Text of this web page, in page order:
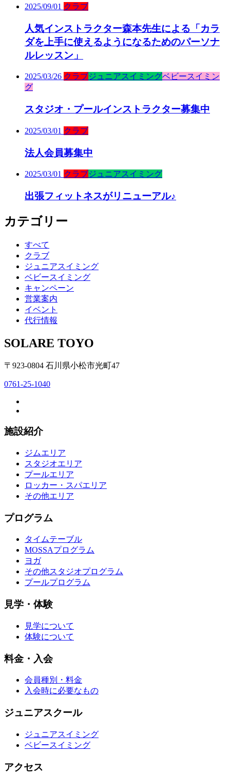
2025/09/01 クラブ
人気インストラクター森本先生による「カラ
ダを上手に使えるようになるためのパーソナ
ルレッスン」
2025/03/26 クラブジュニアスイミングベビースイミン
グ
スタジオ・プールインストラクター募集中
2025/03/01 クラブ
法人会員募集中
2025/03/01 クラブジュニアスイミング
出張フィットネスがリニューアル♪
カテゴリー
すべて
クラブ
ジュニアスイミング
ベビースイミング
キャンペーン
営業案内
イベント
代行情報
SOLARE TOYO
〒923-0804 石川県小松市光町47
0761-25-1040
施設紹介
ジムエリア
スタジオエリア
プールエリア
ロッカー・スパエリア
その他エリア
プログラム
タイムテーブル
MOSSAプログラム
ヨガ
その他スタジオプログラム
プールプログラム
見学・体験
見学について
体験について
料金・入会
会員種別・料金
入会時に必要なもの
ジュニアスクール
ジュニアスイミング
ベビースイミング
アクセス